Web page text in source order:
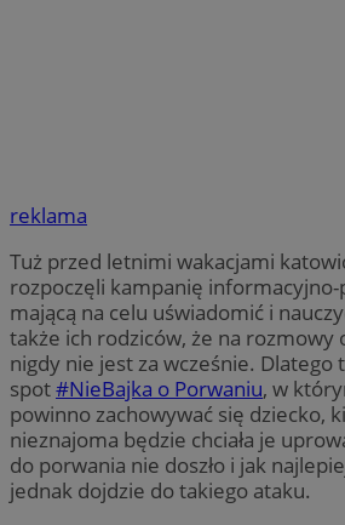
reklama
Tuż przed letnimi wakacjami
rozpoczęli kampanię
mającą na celu uświadomić i
także ich rodziców, że na rozmowy
nigdy nie jest za wcześnie. Dlatego
spot#NieBajka o Porwaniu, w
powinno zachowywać się dziecko,
nieznajoma będzie chciała je
do porwania nie doszło i jak
jednak dojdzie do takiego ataku.